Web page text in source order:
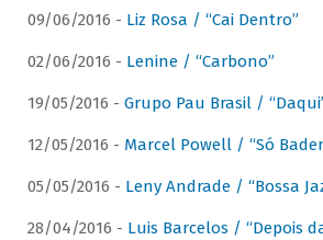
09/06/2016 - Liz Rosa / “Cai Dentro”
02/06/2016 - Lenine / “Carbono”
19/05/2016 - Grupo Pau Brasil /
12/05/2016 - Marcel Powell / “Só
05/05/2016 - Leny Andrade / “Bossa
28/04/2016 - Luis Barcelos / “Depois